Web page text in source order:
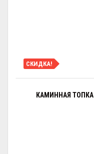
СКИДКА!
КАМИННАЯ ТОПКА